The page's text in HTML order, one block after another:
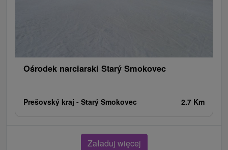
Ośrodek narciarski Starý Smokovec
Prešovský kraj - Starý Smokovec 2.7 Km
Załaduj więcej